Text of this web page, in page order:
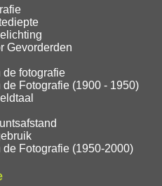
Gevorderden
fotografie
Fotografie (1900 - 1950)
Fotografie (1950-2000)